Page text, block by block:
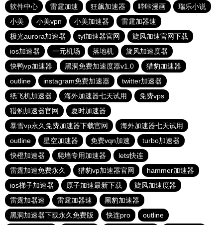
软件中心
雷霆加速 狂飙加速器 哔咔漫画
瑞乐小说
小美
小美vpn 小美加速器
雷霆加器速
极光aurora加速器
tyl加速器官网
旋风加速官网下载
ios加速器
一元机场 落地机
旋风加速度器
快鸭vp加速器
黑洞免费加速度器v1.0
猎豹加速器
outline
instagram免费加速器
twitter加速器
纸飞机加速器
海外加速器七天试用
免费vps
猎豹加速器官网
夏时加速器
暴雪vp永久免费加速器下载官网
海外加速器七天试用
outline
星空加速器 免费vqn加速
turbo加速器
快橙加速器
爬墙专用加速器
lets快连
雷霆加速免费永久
猎豹vp加速器官网
hammer加速器
ios梯子加速器
原子加速最新下载
旋风加速度器
雷霆加器速
雷霆加器速
黑豹加速器
黑洞加速器下载永久免费版
快连pro outline